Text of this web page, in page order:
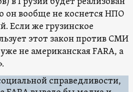
он вообще не коснется НПО
Если же грузинское
этот закон против СМИ
не американская FARA, а
справедливости,